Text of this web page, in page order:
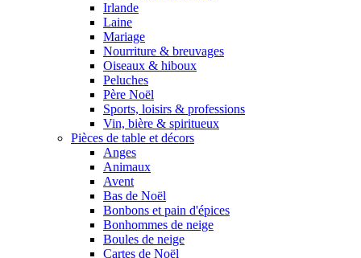
Irlande
Laine
Mariage
Nourriture & breuvages
Oiseaux & hiboux
Peluches
Père Noël
Sports, loisirs & professions
Vin, bière & spiritueux
Pièces de table et décors
Anges
Animaux
Avent
Bas de Noël
Bonbons et pain d'épices
Bonhommes de neige
Boules de neige
Cartes de Noël